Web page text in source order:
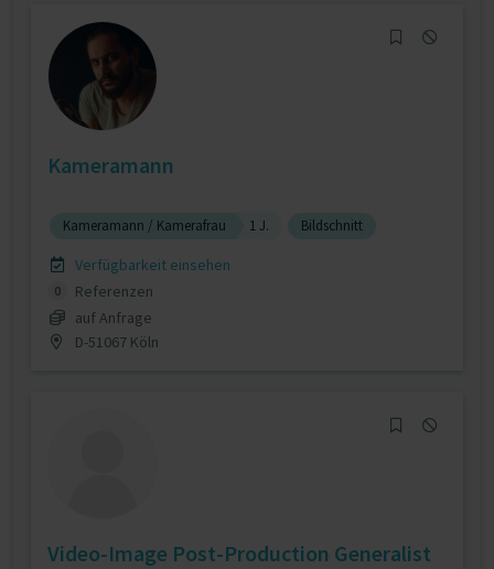
Kameramann
Kameramann / Kamerafrau 1 J. Bildschnitt
Verfügbarkeit einsehen
0
Referenzen
auf Anfrage
D-51067 Köln
Video-Image Post-Production Generalist